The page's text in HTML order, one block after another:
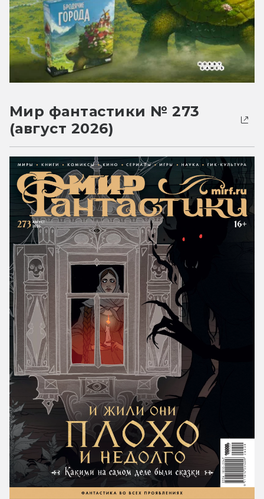
Мир фантастики № 273
(август 2026)